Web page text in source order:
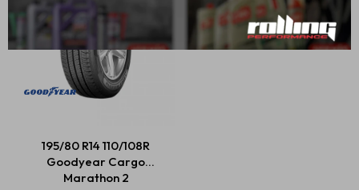
195/80 R14 110/108R
Goodyear Cargo
Marathon 2